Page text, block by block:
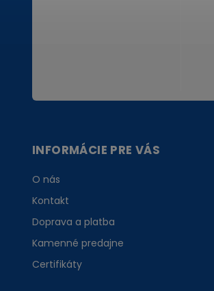
INFORMÁCIE PRE VÁS
O nás
Kontakt
Doprava a platba
Kamenné predajne
Certifikáty